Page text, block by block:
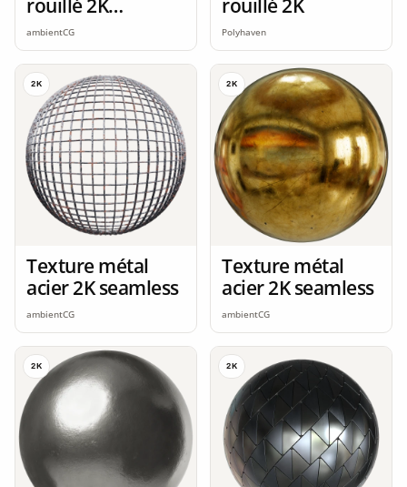
seamless
ambientCG Polyhaven
2K
Texture métal
acier 2K seamless
ambientCG
2K
Texture métal
acier 2K seamless
ambientCG
2K 2K